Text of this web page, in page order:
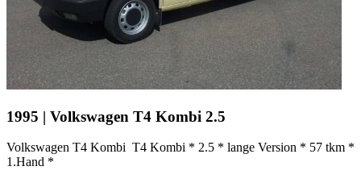
1995 | Volkswagen T4 Kombi 2.5
Volkswagen T4 Kombi T4 Kombi * 2.5 * lange Version * 57 tkm *
1.Hand *